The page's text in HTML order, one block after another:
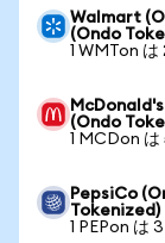
Walmart
(Ondo
1 WMTon
(Ondo
1 MCDon
PepsiCo
Tokenized)
1 PEPon は